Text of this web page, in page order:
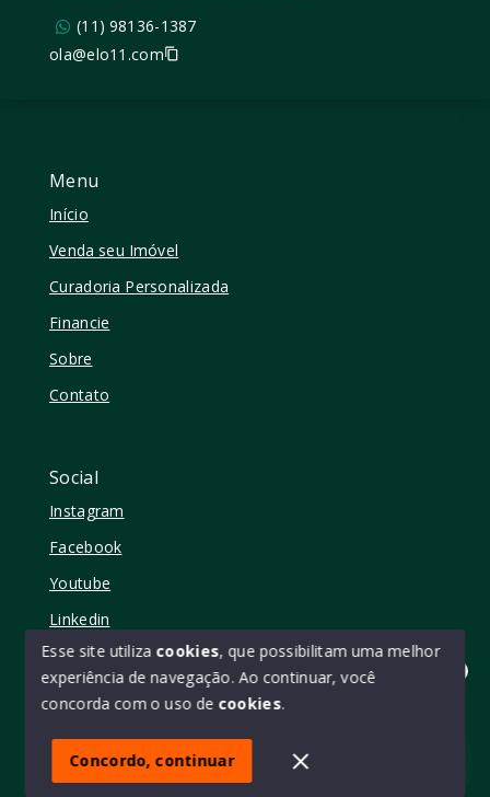
Olá! quer mudar de casa?
Menu
Início
Venda seu Imóvel
Curadoria Personalizada
Financie
Sobre
Contato
Social
Instagram
Facebook
Youtube
Linkedin
© Copyright 2026 - Elo11 consultoria imobiliária • creci
SITE PARA IMOBILIARIA
(11) 98136-1387
ola@elo11.com
Esse site utiliza cookies, que possibilitam uma melhor
experiência de navegação. Ao continuar, você
concorda com o uso de cookies.
Concordo, continuar